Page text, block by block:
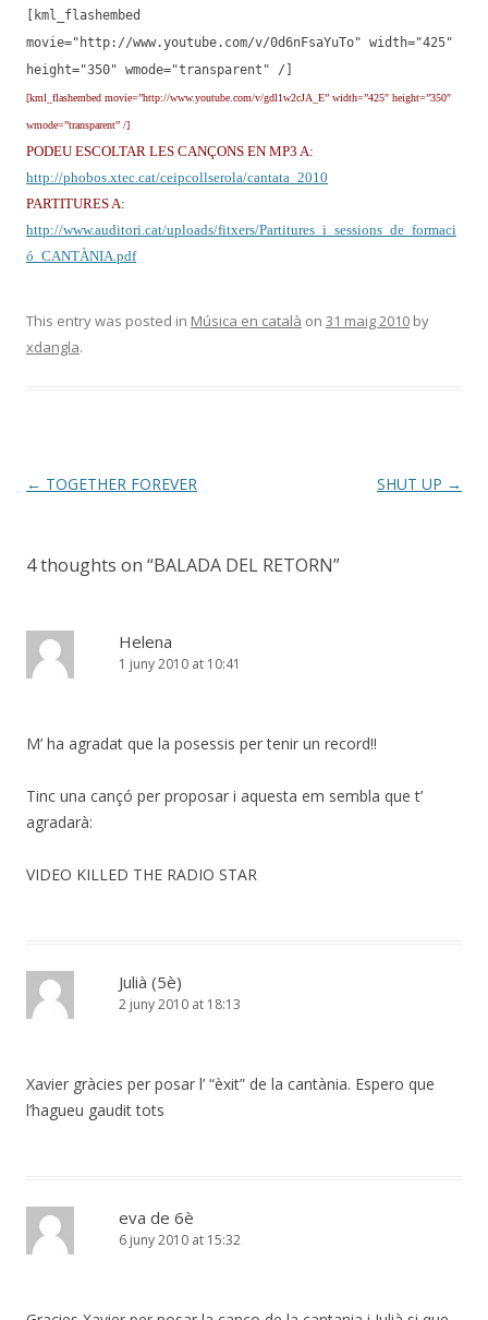
[kml_flashembed
movie="http://www.youtube.com/v/0d6nFsaYuTo" width="425"
height="350" wmode="transparent" /]
[kml_flashembed movie=”http://www.youtube.com/v/gdl1w2cJA_E” width=”425″ height=”350″
wmode=”transparent” /]
PODEU ESCOLTAR LES CANÇONS EN MP3 A:
http://phobos.xtec.cat/ceipcollserola/cantata_2010
PARTITURES A:
http://www.auditori.cat/uploads/fitxers/Partitures_i_sessions_de_formaci
ó_CANTÀNIA.pdf
This entry was posted in Música en català on 31 maig 2010 by
xdangla.
Post
← TOGETHER FOREVER SHUT UP →
4 thoughts on “BALADA DEL RETORN”
Helena
1 juny 2010 at 10:41
M’ ha agradat que la posessis per tenir un record!!
Tinc una cançó per proposar i aquesta em sembla que t’
agradarà:
VIDEO KILLED THE RADIO STAR
Julià (5è)
2 juny 2010 at 18:13
Xavier gràcies per posar l’ “èxit” de la cantània. Espero que
l’hagueu gaudit tots
eva de 6è
6 juny 2010 at 15:32